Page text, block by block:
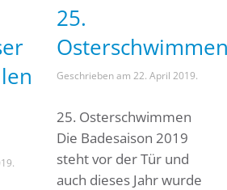
.
25.
Geschrieben am 22. April 2019.
25. Osterschwimmen
Die Badesaison 2019
steht vor der Tür und
auch dieses Jahr wurde